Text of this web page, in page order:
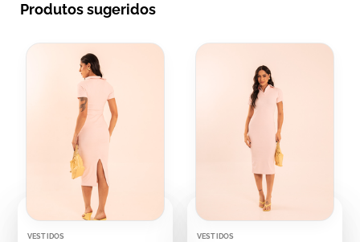
Produtos sugeridos
VESTIDOS VESTIDOS